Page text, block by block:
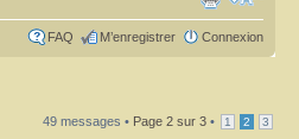
FAQ M’enregistrer Connexion
49 messages • Page 2 sur 3 • 1 2 3